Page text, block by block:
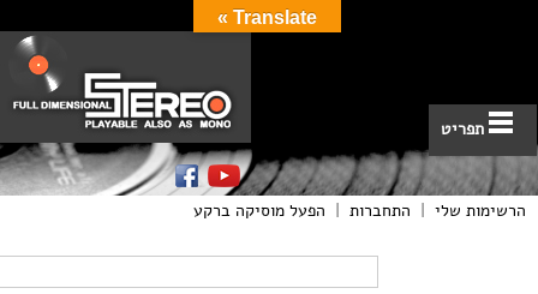
תפריט
הרשימות שלי | התחברות | הפעל מוסיקה ברקע
Translate »